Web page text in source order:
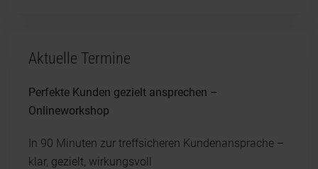
Aktuelle Termine
Perfekte Kunden gezielt ansprechen –
Onlineworkshop
In 90 Minuten zur treffsicheren Kundenansprache –
klar, gezielt, wirkungsvoll